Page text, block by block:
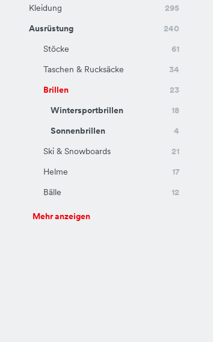
Kleidung
295
Ausrüstung
240
Stöcke
61
Taschen & Rucksäcke
34
Brillen
23
Wintersportbrillen
18
Sonnenbrillen
4
Ski & Snowboards
21
Helme
17
Bälle
12
Mehr anzeigen